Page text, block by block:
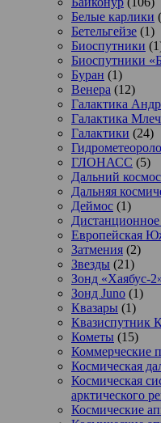
Белые карлики
Бетельгейзе (1)
Биоспутники
Биоспутники
Буран (1)
Венера (12)
Галактика
Галактика
Галактики (24)
ГЛОНАСС (5)
Дальний космос
Дальняя
Деймос (1)
Европейская
Затмения (2)
Звезды (21)
Зонд «Хаябус-
Зонд Juno (1)
Квазары (1)
Квазиспутник
Кометы (15)
Коммерческие
Космическая
Космическая
арктического
Космические